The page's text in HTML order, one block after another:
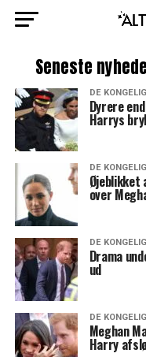
Seneste
DE
Dyrere
Harrys
DE
Øjeblikket
over
DE
Drama
ud
DE
Meghan
Harry